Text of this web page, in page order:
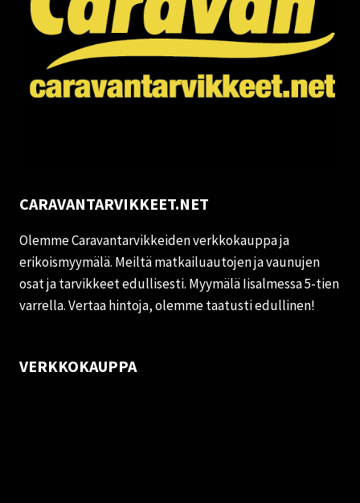
CARAVANTARVIKKEET.NET
Olemme Caravantarvikkeiden verkkokauppa ja
erikoismyymälä. Meiltä matkailuautojen ja vaunujen
osat ja tarvikkeet edullisesti. Myymälä Iisalmessa 5-tien
varrella. Vertaa hintoja, olemme taatusti edullinen!
VERKKOKAUPPA